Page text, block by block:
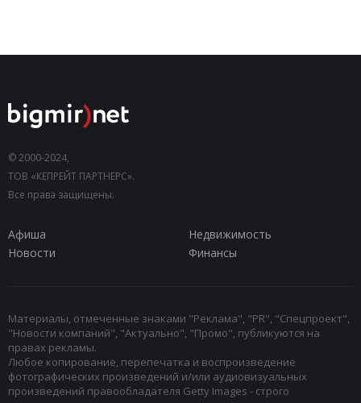
© 2000-2024,
ТОВ «КЕПРЕЙТ ПАРТНЕРС».
Все права защищены.
Афиша
Недвижимость
Новости
Финансы
Материалы, отмеченные знаками "Реклама", "PR", "Спецпроект",
"Новости компаний", "Актуально", "Промо", публикуются на
правах рекламы.
Любое копирование, перепечатка и воспроизведение
фотографических произведений и/или аудиовизуальных
произведений правообладателя Getty Images - строго